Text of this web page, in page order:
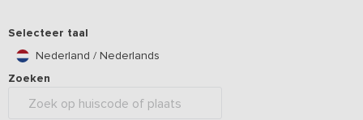
Selecteer taal
Nederland / Nederlands
Zoeken